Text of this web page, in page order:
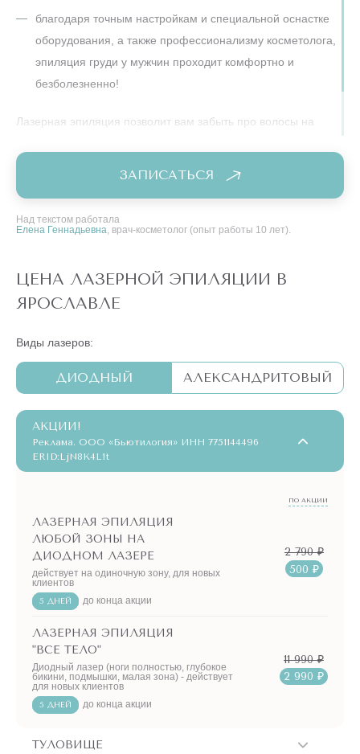
благодаря точным настройкам и специальной оснастке
оборудования, а также профессионализму косметолога,
эпиляция груди у мужчин проходит комфортно и
безболезненно!
Лазерная эпиляция позволит вам забыть про волосы на
ЗАПИСАТЬСЯ
Над текстом работала
Елена Геннадьевна, врач-косметолог (опыт работы 10 лет).
ЦЕНА ЛАЗЕРНОЙ ЭПИЛЯЦИИ В
ЯРОСЛАВЛЕ
Виды лазеров:
ДИОДНЫЙ АЛЕКСАНДРИТОВЫЙ
АКЦИИ!
Реклама. ООО «Бьютилогия» ИНН 7751144496
ERID:LjN8K4L1t
ПО АКЦИИ
ЛАЗЕРНАЯ ЭПИЛЯЦИЯ
ЛЮБОЙ ЗОНЫ НА
ДИОДНОМ ЛАЗЕРЕ
действует на одиночную зону, для новых
клиентов
5 ДНЕЙ до конца акции
2 790 ₽
500 ₽
ЛАЗЕРНАЯ ЭПИЛЯЦИЯ
"ВСЕ ТЕЛО"
Диодный лазер (ноги полностью, глубокое
бикини, подмышки, малая зона) - действует
для новых клиентов
5 ДНЕЙ до конца акции
11 990 ₽
2 990 ₽
ТУЛОВИЩЕ